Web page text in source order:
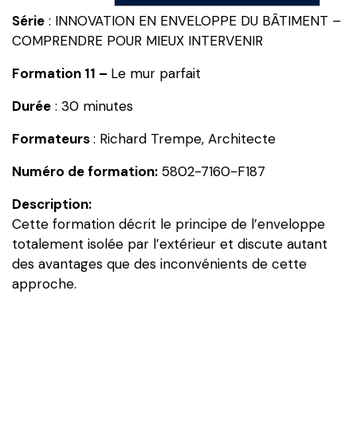
INNOVATION
EN
ENVELOPPE
BÂTIMENT
COMPRENDRE
POUR
INTERVENIR
-
Le
mur
parfait
Série : INNOVATION EN ENVELOPPE DU BÂTIMENT –
COMPRENDRE POUR MIEUX INTERVENIR
Formation 11 – Le mur parfait
Durée : 30 minutes
Formateurs: Richard Trempe, Architecte
Numéro de formation: 5802-7160-F187
Description:
Cette formation décrit le principe de l’enveloppe
totalement isolée par l’extérieur et discute autant
des avantages que des inconvénients de cette
approche.